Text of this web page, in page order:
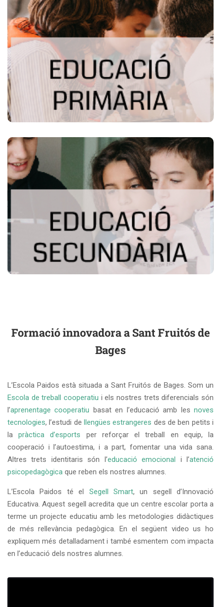
EDUCACIÓ PRIMÀRIA
Proporcionem les competències pel desenvolupament
personal i social. També fomentem el treball cooperatiu,
l’educació emocional, la solidaritat, la llibertat, la igualtat,
el pensament crític, el compromís i l’esforç.
Més informació
EDUCACIÓ SECUNDÀRIA
En l’etapa de l’ESO (Educació Secundària Obligatòria) ens
comprometem a formar persones amb les
competències i habilitats necessàries per afrontar i
adaptar-se als canvis constants d’un
món global
Més informació
Formació innovadora a Sant Fruitós de
Bages
L’Escola Paidos està situada a Sant Fruitós de Bages. Som un
Escola de treball cooperatiu i els nostres trets diferencials són
l’aprenentage cooperatiu basat en l’educació amb lesnoves
tecnologies, l’estudi de llengües estrangeres des de ben petits i
lapràctica d’esports per reforçar el treball en equip, la
cooperació i l’autoestima, i a part, fomentar una vida sana.
Altres trets identitaris són l’educació emocional i l’atenció
psicopedagògica que reben els nostres alumnes.
L’Escola Paidos té el Segell Smart, un segell d’Innovació
Educativa. Aquest segell acredita que un centre escolar porta a
terme un projecte educatiu amb les metodologies didàctiques
de més rellevància pedagògica. En el següent video us ho
expliquem més detalladament i també esmentem com impacta
en l’educació dels nostres alumnes.